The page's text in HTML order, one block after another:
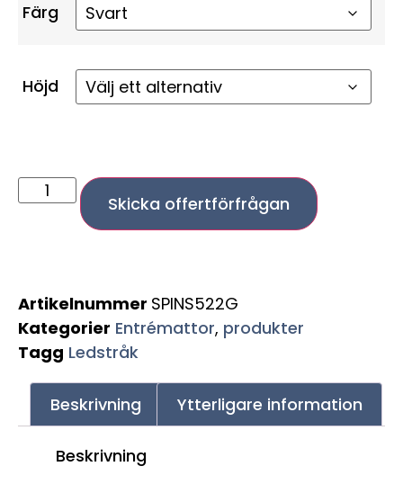
Färg
Höjd
Skicka offertförfrågan
Artikelnummer SPINS522G
Kategorier Entrémattor, produkter
Tagg Ledstråk
Beskrivning Ytterligare information
Beskrivning